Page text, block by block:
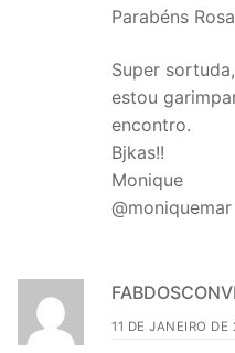
Parabéns
Super
estou
encontro.
Bjkas!!
Monique
@moniquemar
11 DE JANEIRO